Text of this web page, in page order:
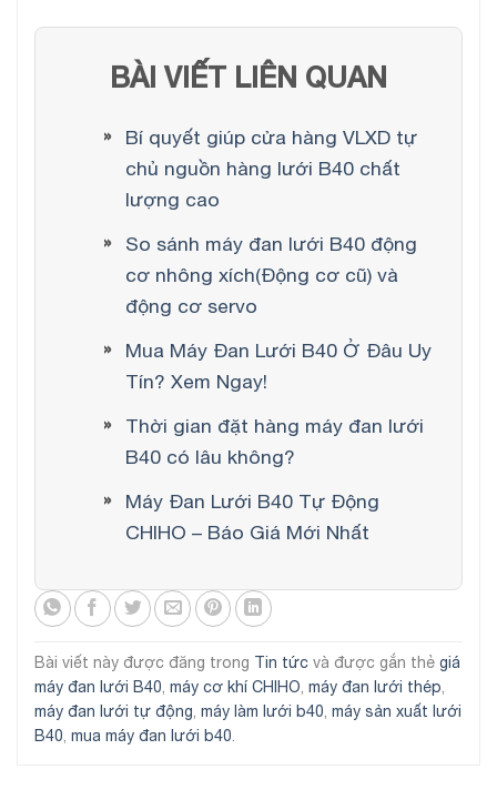
BÀI VIẾT LIÊN QUAN
Bí quyết giúp cửa hàng VLXD tự
chủ nguồn hàng lưới B40 chất
lượng cao
So sánh máy đan lưới B40 động
cơ nhông xích(Động cơ cũ) và
động cơ servo
Mua Máy Đan Lưới B40 Ở Đâu Uy
Tín? Xem Ngay!
Thời gian đặt hàng máy đan lưới
B40 có lâu không?
Máy Đan Lưới B40 Tự Động
CHIHO – Báo Giá Mới Nhất
Bài viết này được đăng trong Tin tức và được gắn thẻ giá
máy đan lưới B40 máy cơ khí CHIHO máy đan lưới thép
máy đan lưới tự động máy làm lưới b40 máy sản xuất lưới
B40 mua máy đan lưới b40